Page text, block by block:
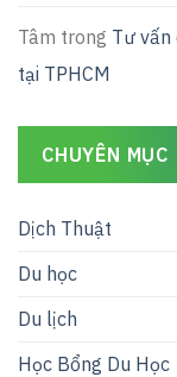
Tâm trong Tư vấn
tại TPHCM
CHUYÊN MỤC
Dịch Thuật
Du học
Du lịch
Học Bổng Du Học